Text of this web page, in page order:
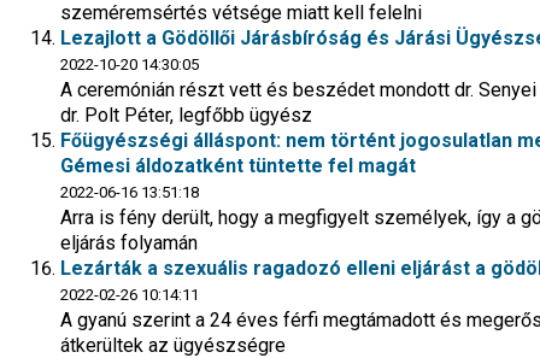
szeméremsértés vétsége miatt kell felelni
Lezajlott a Gödöllői Járásbíróság és Járási
2022-10-20 14:30:05
A ceremónián részt vett és beszédet mondott dr.
dr. Polt Péter, legfőbb ügyész
Főügyészségi álláspont: nem történt jogosulatlan
Gémesi áldozatként tüntette fel magát
2022-06-16 13:51:18
Arra is fény derült, hogy a megfigyelt személyek, így a
eljárás folyamán
Lezárták a szexuális ragadozó elleni eljárást a
2022-02-26 10:14:11
A gyanú szerint a 24 éves férfi megtámadott és
átkerültek az ügyészségre